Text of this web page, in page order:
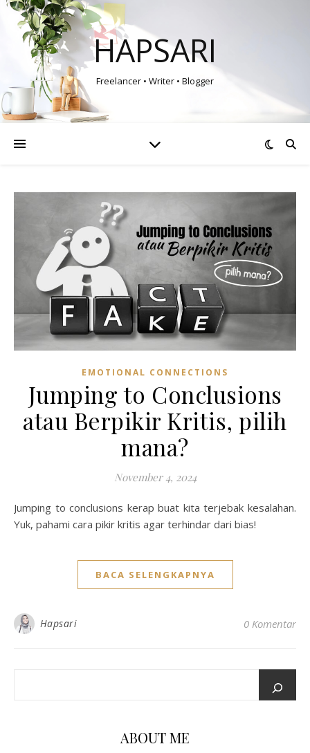
HAPSARI
Freelancer • Writer • Blogger
EMOTIONAL CONNECTIONS
Jumping to Conclusions
atau Berpikir Kritis, pilih
mana?
November 4, 2024
Jumping to conclusions kerap buat kita terjebak kesalahan.
Yuk, pahami cara pikir kritis agar terhindar dari bias!
BACA SELENGKAPNYA
Hapsari 0 Komentar
ABOUT ME